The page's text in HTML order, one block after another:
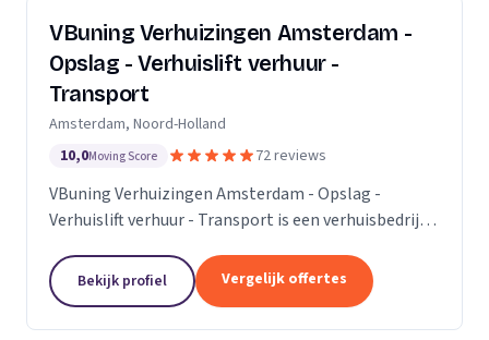
VBuning Verhuizingen Amsterdam -
Opslag - Verhuislift verhuur -
Transport
Amsterdam, Noord-Holland
10,0Moving Score 72 reviews
VBuning Verhuizingen Amsterdam - Opslag -
Verhuislift verhuur - Transport is een verhuisbedrijf
Bekijk profiel Vergelijk offertes